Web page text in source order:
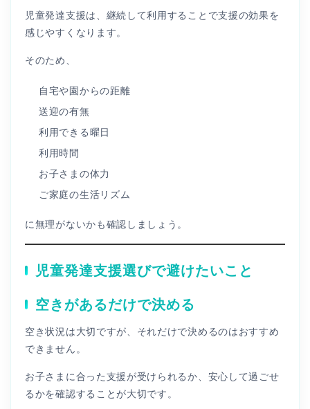
児童発達支援は、継続して利用することで支援の効果を
感じやすくなります。
そのため、
自宅や園からの距離
送迎の有無
利用できる曜日
利用時間
お子さまの体力
ご家庭の生活リズム
に無理がないかも確認しましょう。
児童発達支援選びで避けたいこと
空きがあるだけで決める
空き状況は大切ですが、それだけで決めるのはおすすめ
できません。
お子さまに合った支援が受けられるか、安心して過ごせ
るかを確認することが大切です。